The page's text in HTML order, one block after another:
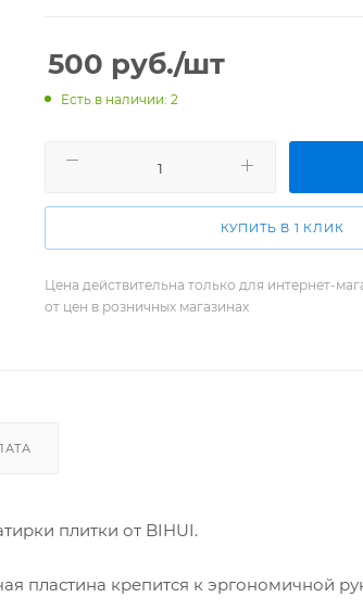
500 руб./шт
Есть в наличии: 2
КУПИТЬ В 1 КЛИК
Цена действительна только для интернет-
от цен в розничных магазинах
плитки от BIHUI.
пластина крепится к эргономичной